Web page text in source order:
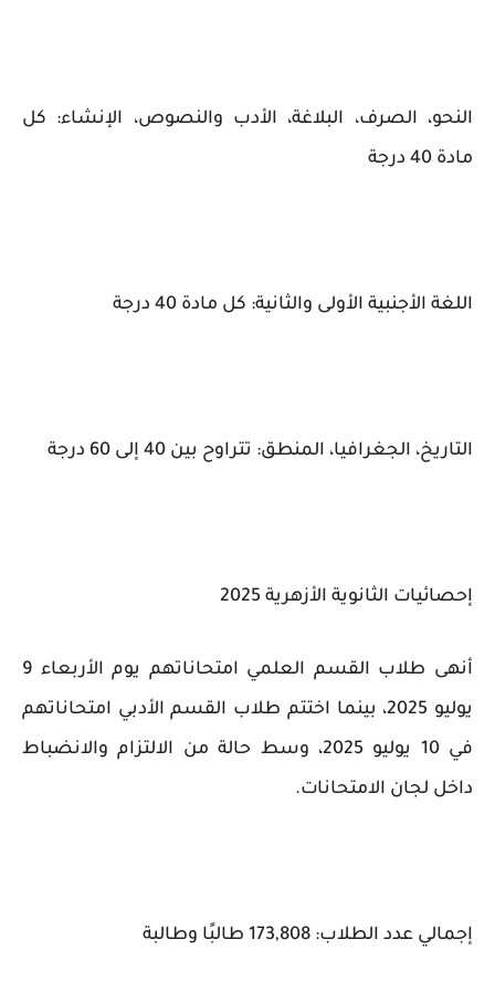
النحو، الصرف، البلاغة، الأدب والنصوص، الإنشاء: كل
مادة 40 درجة
اللغة الأجنبية الأولى والثانية: كل مادة 40 درجة
التاريخ، الجغرافيا، المنطق: تتراوح بين 40 إلى 60 درجة
إحصائيات الثانوية الأزهرية 2025
أنهى طلاب القسم العلمي امتحاناتهم يوم الأربعاء 9
يوليو 2025، بينما اختتم طلاب القسم الأدبي امتحاناتهم
في 10 يوليو 2025، وسط حالة من الالتزام والانضباط
داخل لجان الامتحانات.
إجمالي عدد الطلاب: 173,808 طالبًا وطالبة